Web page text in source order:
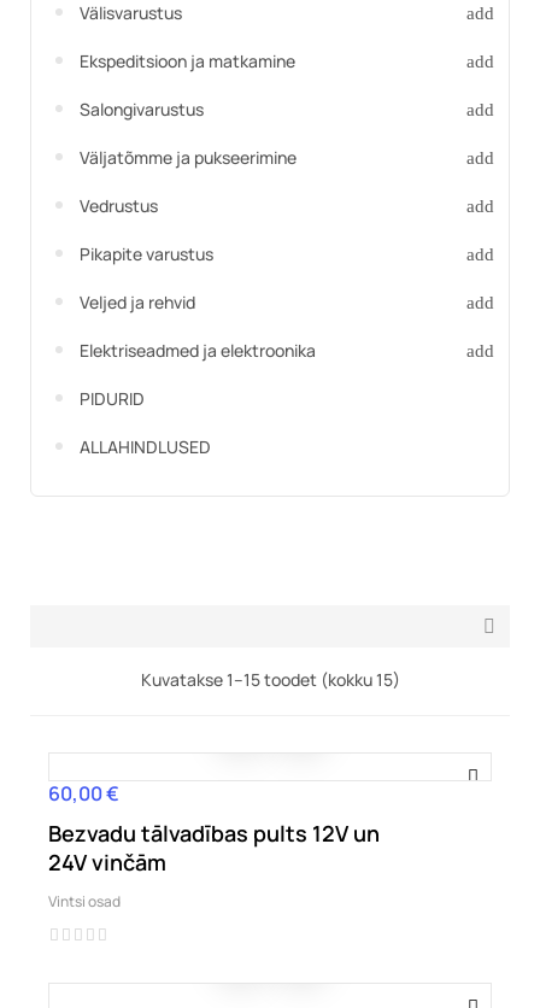
Välisvarustus
Ekspeditsioon ja matkamine
Salongivarustus
Väljatõmme ja pukseerimine
Vedrustus
Pikapite varustus
Veljed ja rehvid
Elektriseadmed ja elektroonika
PIDURID
ALLAHINDLUSED

Kuvatakse 1–15 toodet (kokku 15)
Hind
60,00 €
Bezvadu tālvadības pults 12V un
24V vinčām
Vintsi osad